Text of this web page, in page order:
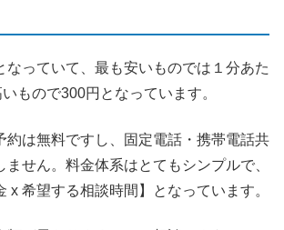
なっていて、最も安いものでは１分あた
もので300円となっています。
約は無料ですし、固定電話・携帯電話共
ません。料金体系はとてもシンプルで、
x 希望する相談時間】となっています。